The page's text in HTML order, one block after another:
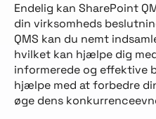
Endelig kan SharePoint
din virksomheds
QMS kan du nemt
hvilket kan hjælpe dig
informerede og effektive
hjælpe med at forbedre
øge dens